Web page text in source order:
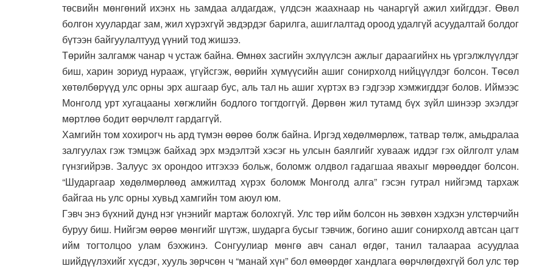
төсвийн мөнгөний ихэнх нь замдаа алдагдаж, үлдсэн жаахнаар нь чанаргүй ажил хийгддэг. Өвөл
болгон хуулардаг зам, жил хүрэхгүй эвдэрдэг барилга, ашиглалтад ороод удалгүй асуудалтай болдог
бүтээн байгуулалтууд үүний тод жишээ.
Төрийн залгамж чанар ч устаж байна. Өмнөх засгийн эхлүүлсэн ажлыг дараагийнх нь үргэлжлүүлдэг
биш, харин зориуд нурааж, үгүйсгэж, өөрийн хүмүүсийн ашиг сонирхолд нийцүүлдэг болсон. Төсөл
хөтөлбөрүүд улс орны эрх ашгаар бус, аль тал нь ашиг хүртэх вэ гэдгээр хэмжигддэг болов. Иймээс
Монголд урт хугацааны хөгжлийн бодлого тогтдоггүй. Дөрвөн жил тутамд бүх зүйл шинээр эхэлдэг
мөртлөө бодит өөрчлөлт гардаггүй.
Хамгийн том хохирогч нь ард түмэн өөрөө болж байна. Иргэд хөдөлмөрлөж, татвар төлж, амьдралаа
залгуулах гэж тэмцэж байхад эрх мэдэлтэй хэсэг нь улсын баялгийг хувааж иддэг гэх ойлголт улам
гүнзгийрэв. Залуус эх орондоо итгэхээ больж, боломж олдвол гадагшаа явахыг мөрөөддөг болсон.
“Шударгаар хөдөлмөрлөөд амжилтад хүрэх боломж Монголд алга” гэсэн гутрал нийгэмд тархаж
байгаа нь улс орны хувьд хамгийн том аюул юм.
Гэвч энэ бүхний дунд нэг үнэнийг мартаж болохгүй. Улс төр ийм болсон нь зөвхөн хэдхэн улстөрчийн
буруу биш. Нийгэм өөрөө мөнгийг шүтэж, шударга бусыг тэвчиж, богино ашиг сонирхолд автсан цагт
ийм тогтолцоо улам бэхжинэ. Сонгуулиар мөнгө авч санал өгдөг, танил талаараа асуудлаа
шийдүүлэхийг хүсдэг, хууль зөрчсөн ч “манай хүн” бол өмөөрдөг хандлага өөрчлөгдөхгүй бол улс төр